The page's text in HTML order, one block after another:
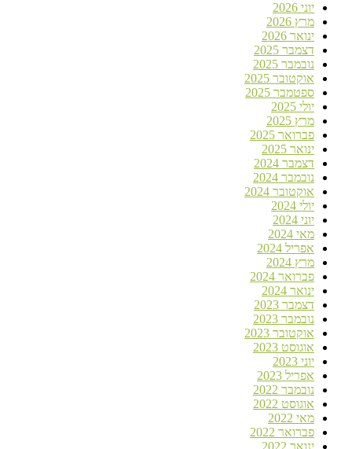
יוני 2026
מרץ 2026
ינואר 2026
דצמבר 2025
נובמבר 2025
אוקטובר 2025
ספטמבר 2025
יולי 2025
מרץ 2025
פברואר 2025
ינואר 2025
דצמבר 2024
נובמבר 2024
אוקטובר 2024
יולי 2024
יוני 2024
מאי 2024
אפריל 2024
מרץ 2024
פברואר 2024
ינואר 2024
דצמבר 2023
נובמבר 2023
אוקטובר 2023
אוגוסט 2023
יוני 2023
אפריל 2023
נובמבר 2022
אוגוסט 2022
מאי 2022
פברואר 2022
ינואר 2022